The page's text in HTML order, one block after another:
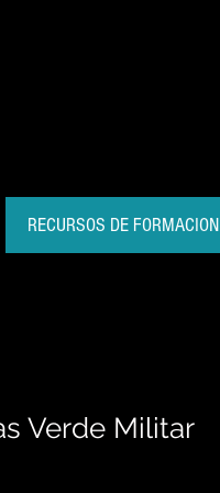
RECURSOS DE FORMACION
Verde Militar